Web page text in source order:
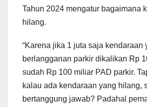
Tahun 2024 mengatur bagaimana
hilang.
“Karena jika 1 juta saja kendaraan
berlangganan parkir dikalikan Rp
sudah Rp 100 miliar PAD parkir.
kalau ada kendaraan yang hilang,
bertanggung jawab? Padahal